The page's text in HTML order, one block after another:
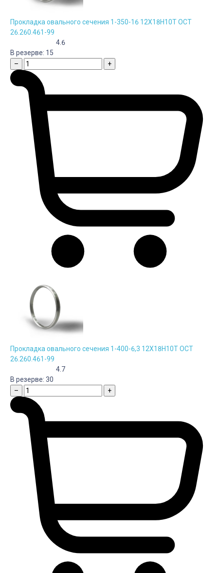
Прокладка овального сечения 1-350-16 12Х18Н10Т ОСТ
26.260.461-99
4.6
В резерве: 15
–
+
Прокладка овального сечения 1-400-6,3 12Х18Н10Т ОСТ
26.260.461-99
4.7
В резерве: 30
–
+